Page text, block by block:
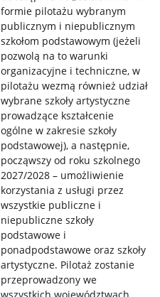
formie pilotażu wybranym
publicznym i niepublicznym
szkołom podstawowym (jeżeli
pozwolą na to warunki
organizacyjne i techniczne, w
pilotażu wezmą również udział
wybrane szkoły artystyczne
prowadzące kształcenie
ogólne w zakresie szkoły
podstawowej), a następnie,
począwszy od roku szkolnego
2027/2028 – umożliwienie
korzystania z usługi przez
wszystkie publiczne i
niepubliczne szkoły
podstawowe i
ponadpodstawowe oraz szkoły
artystyczne. Pilotaż zostanie
przeprowadzony we